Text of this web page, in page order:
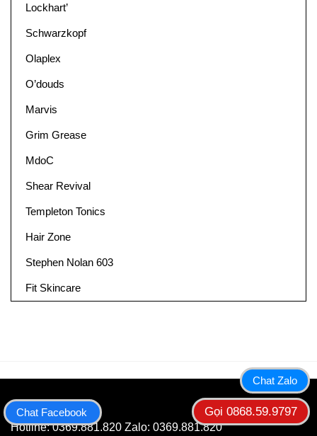
Lockhart’
Schwarzkopf
Olaplex
O’douds
Marvis
Grim Grease
MdoC
Shear Revival
Templeton Tonics
Hair Zone
Stephen Nolan 603
Fit Skincare
GATINO STORE
Hotline: 0369.881.820 Zalo: 0369.881.820
Chat Zalo
Chat Facebook Gọi 0868.59.9797